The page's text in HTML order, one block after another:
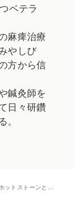
ベテラ
麻痺治療
やしび
方から信
鍼灸師を
日々研鑽
妊活と鍼灸 （東京池袋エル治療院） お灸が苦手でも大丈夫。ホットストーンと鍼で「栄養を吸収できる」温かい体づくりを